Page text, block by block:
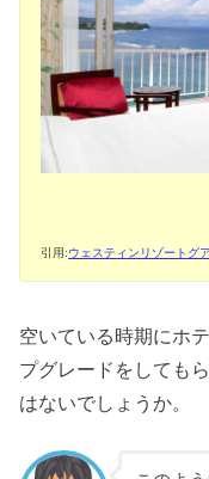
引用:ウェスティンリゾートグ
空いている時期にホ
プグレードをしても
はないでしょうか。